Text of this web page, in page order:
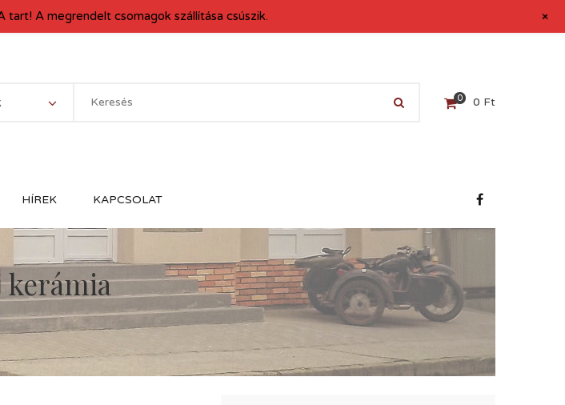
0 0 Ft
HÍREK KAPCSOLAT
kerámia
A megrendelt csomagok szállítása csúszik. +